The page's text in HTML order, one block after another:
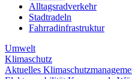
Alltagsradverkehr
Stadtradeln
Fahrradinfrastruktur
Umwelt
Klimaschutz
Aktuelles